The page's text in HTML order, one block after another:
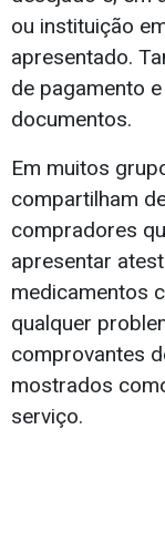
ou instituição
apresentado.
de pagamento
documentos.
Em muitos
compartilham
compradores
apresentar
medicamentos
qualquer
comprovantes
mostrados
serviço.